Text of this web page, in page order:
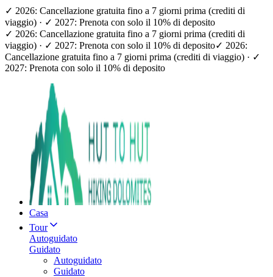
✓ 2026: Cancellazione gratuita fino a 7 giorni prima (crediti di
viaggio) · ✓ 2027: Prenota con solo il 10% di deposito
✓ 2026: Cancellazione gratuita fino a 7 giorni prima (crediti di
viaggio) · ✓ 2027: Prenota con solo il 10% di deposito✓ 2026:
Cancellazione gratuita fino a 7 giorni prima (crediti di viaggio) · ✓
2027: Prenota con solo il 10% di deposito
Casa
Tour
Autoguidato
Guidato
Autoguidato
Guidato